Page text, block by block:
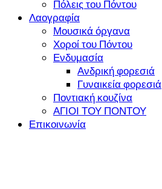
Πόλεις του Πόντου
Λαογραφία
Μουσικά όργανα
Χοροί του Πόντου
Ενδυμασία
Ανδρική φορεσιά
Γυναικεία φορεσιά
Ποντιακή κουζίνα
ΑΓΙΟΙ ΤΟΥ ΠΟΝΤΟΥ
Επικοινωνία